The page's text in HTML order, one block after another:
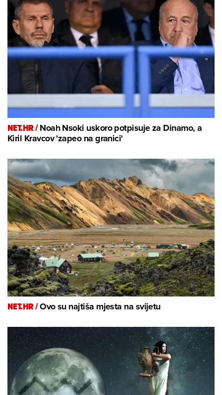
NET.HR /Noah Nsoki uskoro potpisuje za Dinamo, a
Kiril Kravcov 'zapeo na granici'
NET.HR /Ovo su najtiša mjesta na svijetu